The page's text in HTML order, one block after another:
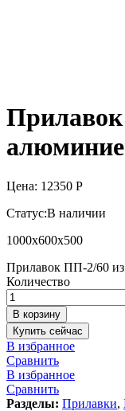
Цена: 12350 Р
Статус:В наличии
1000х600х500
Прилавок ПП-2/60 из
Количество
В корзину
Купить сейчас
В избранное
Сравнить
В избранное
Сравнить
Разделы: Прилавки,